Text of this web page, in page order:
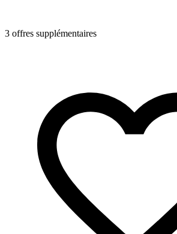
3 offres supplémentaires